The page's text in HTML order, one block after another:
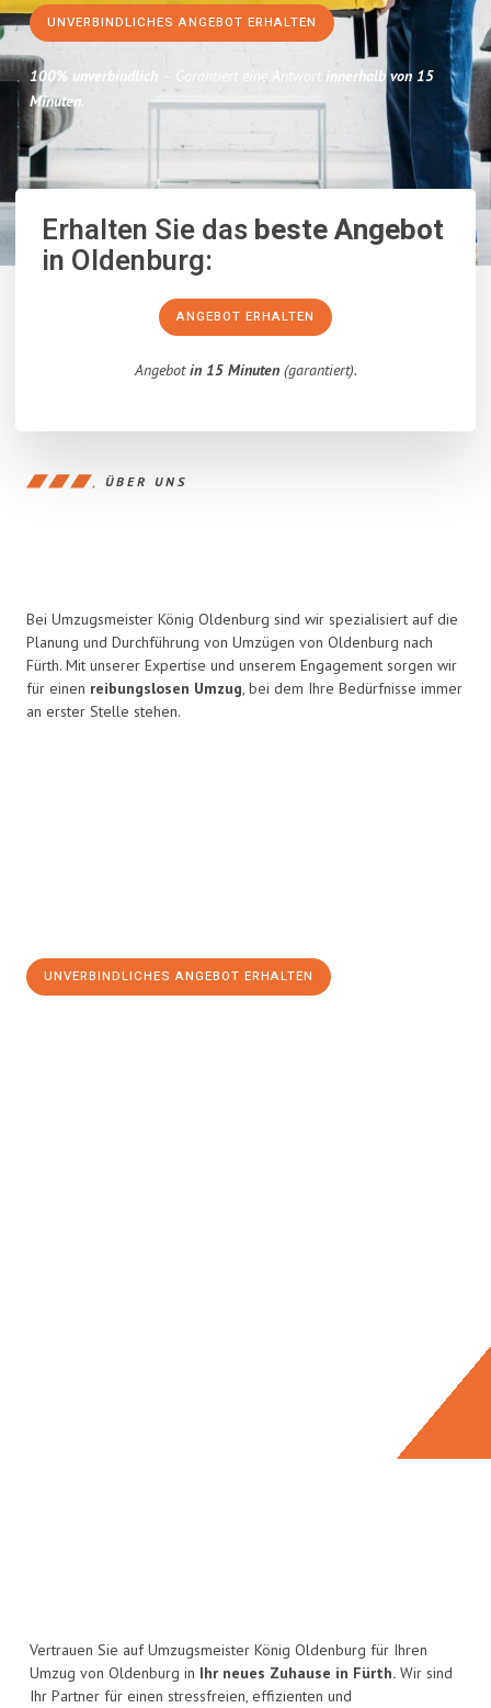
UNVERBINDLICHES ANGEBOT ERHALTEN
100% unverbindlich – Garantiert eine Antwort innerhalb von 15
Minuten.
Erhalten Sie dasbeste Angebot
in Oldenburg:
ANGEBOT ERHALTEN
Angebotin 15 Minuten(garantiert).
ÜBER UNS
Bei Umzugsmeister König Oldenburg sind wir spezialisiert auf die
Planung und Durchführung von Umzügen von Oldenburg nach
Fürth. Mit unserer Expertise und unserem Engagement sorgen wir
für einen reibungslosen Umzug, bei dem Ihre Bedürfnisse immer
an erster Stelle stehen.
UNVERBINDLICHES ANGEBOT ERHALTEN
Vertrauen Sie auf Umzugsmeister König Oldenburg für Ihren
Umzug von Oldenburg in Ihr neues Zuhause in Fürth. Wir sind
Ihr Partner für einen stressfreien, effizienten und